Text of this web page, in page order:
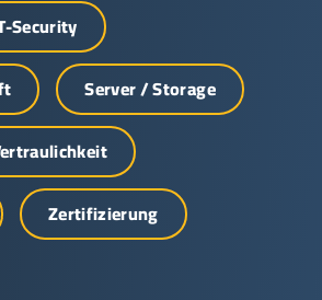
Security
Server / Storage
Zertifizierung